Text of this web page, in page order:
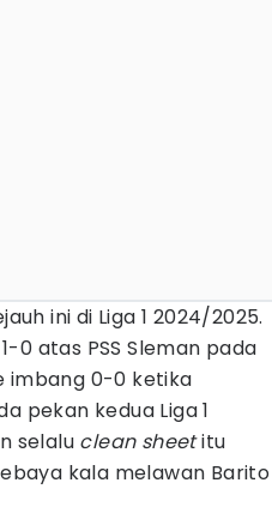
ini di Liga 1 2024/2025.
0 atas PSS Sleman pada
imbang 0-0 ketika
pekan kedua Liga 1
selalu clean sheetitu
kala melawan Barito